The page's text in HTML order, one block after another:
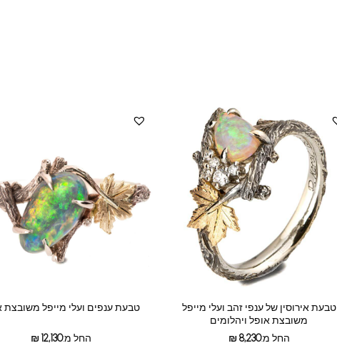
טבעת אירוסין של ענפי זהב ועלי מייפל
משובצת אופל ויהלומים
החל מ:
₪8,230
טבעת ענפים ועלי מייפל משובצת
החל מ: ₪12,130